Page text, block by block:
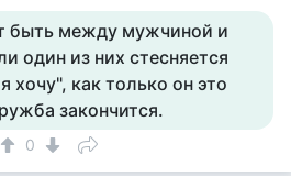
быть между мужчиной и
один из них стесняется
хочу", как только он это
закончится.
0